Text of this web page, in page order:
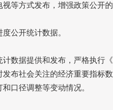
视等方式发布，增强政策公开
公开统计数据。
数据提供和发布，严格执行《
发布社会关注的经济重要指标
口径调整等变动情况。